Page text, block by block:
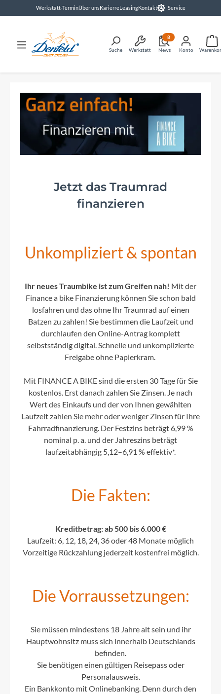
springenWerkstatt-TerminÜber unsKarierreLeasingKontakt Service
Suche Werkstatt News
8
Konto
Jetzt das Traumrad
finanzieren
Unkompliziert & spontan
Ihr neues Traumbike ist zum Greifen nah! Mit der
Finance a bike Finanzierung können Sie schon bald
losfahren und das ohne Ihr Traumrad auf einen
Batzen zu zahlen! Sie bestimmen die Laufzeit und
durchlaufen den Online-Antrag komplett
selbstständig digital. Schnelle und unkomplizierte
Freigabe ohne Papierkram.
Mit FINANCE A BIKE sind die ersten 30 Tage für Sie
kostenlos. Erst danach zahlen Sie Zinsen. Je nach
Wert des Einkaufs und der von Ihnen gewählten
Laufzeit zahlen Sie mehr oder weniger Zinsen für Ihre
Fahrradfinanzierung. Der Festzins beträgt 6,99 %
nominal p. a. und der Jahreszins beträgt
laufzeitabhängig 5,12–6,91 % effektiv*.
Die Fakten:
Kreditbetrag: ab 500 bis 6.000 €
Laufzeit: 6, 12, 18, 24, 36 oder 48 Monate möglich
Vorzeitige Rückzahlung jederzeit kostenfrei möglich.
Die Vorraussetzungen:
Sie müssen mindestens 18 Jahre alt sein und ihr
Hauptwohnsitz muss sich innerhalb Deutschlands
befinden.
Sie benötigen einen gültigen Reisepass oder
Personalausweis.
Ein Bankkonto mit Onlinebanking. Denn durch den